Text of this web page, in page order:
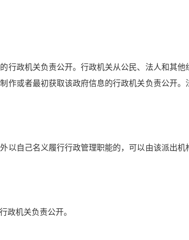
机关负责公开。行政机关从公民、法人和其他
作或者最初获取该政府信息的行政机关负责公开
自己名义履行行政管理职能的，可以由该派出机
机关负责公开。